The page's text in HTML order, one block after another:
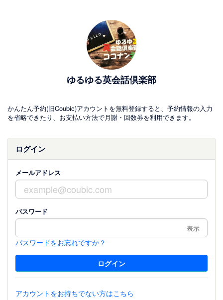
ゆるゆる英会話倶楽部
かんたん予約(旧Coubic)アカウントを無料登録すると、予約情報の入力
を省略できたり、お支払い方法で月謝・回数券を利用できます。
ログイン
メールアドレス
パスワード
表示
パスワードをお忘れですか？
アカウントをお持ちでない方はこちら